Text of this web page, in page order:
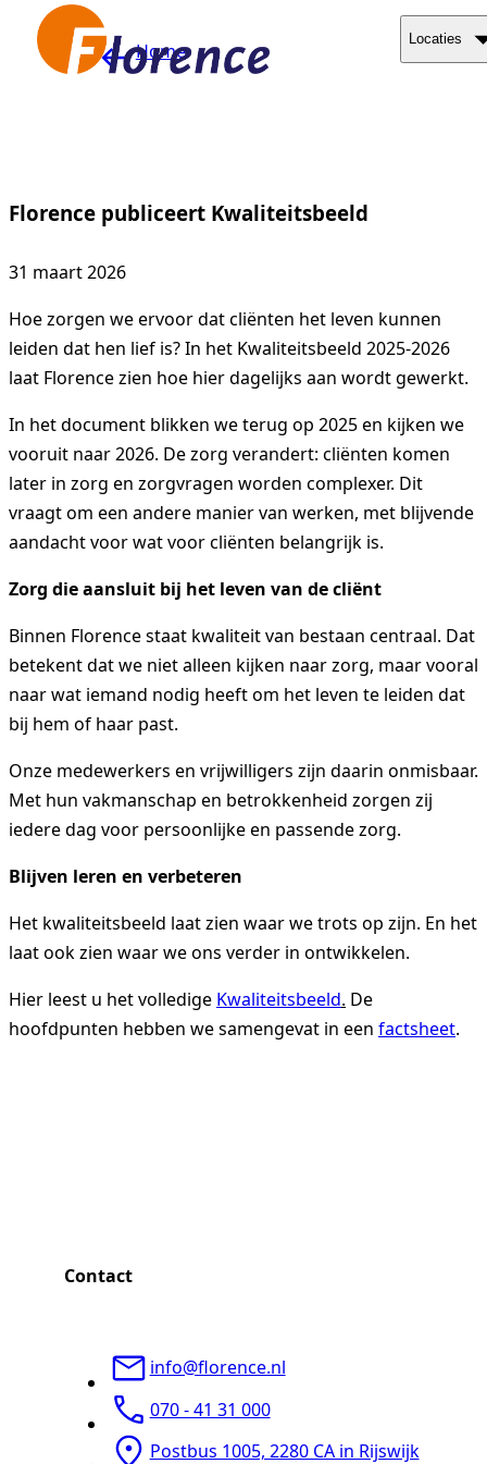
Naar hoofdinhoud
Locaties
Home
Florence publiceert Kwaliteitsbeeld
31 maart 2026
Hoe zorgen we ervoor dat cliënten het leven kunnen
leiden dat hen lief is? In het Kwaliteitsbeeld 2025-2026
laat Florence zien hoe hier dagelijks aan wordt gewerkt.
In het document blikken we terug op 2025 en kijken we
vooruit naar 2026. De zorg verandert: cliënten komen
later in zorg en zorgvragen worden complexer. Dit
vraagt om een andere manier van werken, met blijvende
aandacht voor wat voor cliënten belangrijk is.
Zorg die aansluit bij het leven van de cliënt
Binnen Florence staat kwaliteit van bestaan centraal. Dat
betekent dat we niet alleen kijken naar zorg, maar vooral
naar wat iemand nodig heeft om het leven te leiden dat
bij hem of haar past.
Onze medewerkers en vrijwilligers zijn daarin onmisbaar.
Met hun vakmanschap en betrokkenheid zorgen zij
iedere dag voor persoonlijke en passende zorg.
Blijven leren en verbeteren
Het kwaliteitsbeeld laat zien waar we trots op zijn. En het
laat ook zien waar we ons verder in ontwikkelen.
Hier leest u het volledige Kwaliteitsbeeld. De
hoofdpunten hebben we samengevat in een factsheet.
Contact
info@florence.nl
070 - 41 31 000
Postbus 1005, 2280 CA in Rijswijk